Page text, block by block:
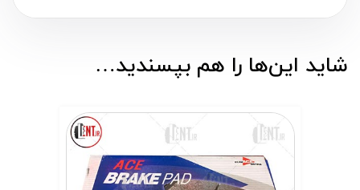
شاید این‌ها را هم بپسندید…